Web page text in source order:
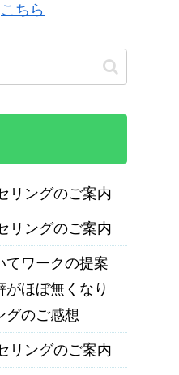
こちら
リングのご案内
リングのご案内
てワークの提案
ほぼ無くなり
グのご感想
リングのご案内